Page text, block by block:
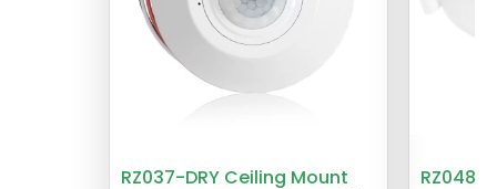
RZ037-DRY Ceiling Mount
RZ048